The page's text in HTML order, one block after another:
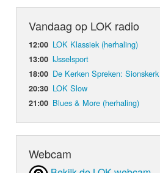
Vandaag op LOK radio
12:00 LOK Klassiek (herhaling)
13:00 IJsselsport
18:00 De Kerken Spreken: Sionskerk
20:30 LOK Slow
21:00 Blues & More (herhaling)
Webcam